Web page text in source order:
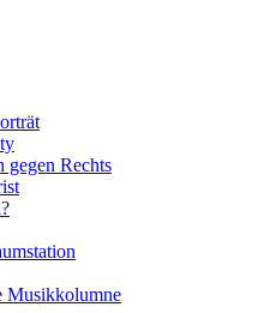
gegen Rechts
Musikkolumne